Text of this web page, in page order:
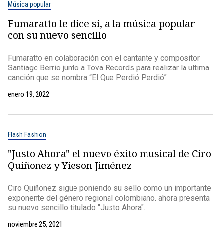
Música popular
Fumaratto le dice sí, a la música popular
con su nuevo sencillo
Fumaratto en colaboración con el cantante y compositor
Santiago Berrio junto a Tova Records para realizar la ultima
canción que se nombra “El Que Perdió Perdió”
enero 19, 2022
Flash Fashion
"Justo Ahora" el nuevo éxito musical de Ciro
Quiñonez y Yieson Jiménez
Ciro Quiñonez sigue poniendo su sello como un importante
exponente del género regional colombiano, ahora presenta
su nuevo sencillo titulado "Justo Ahora".
noviembre 25, 2021